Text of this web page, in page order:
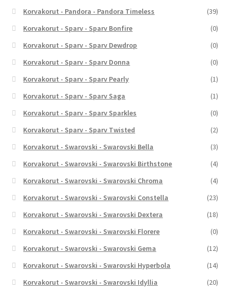
Korvakorut - Pandora - Pandora Timeless
(39)
Korvakorut - Sparv - Sparv Bonfire
(0)
Korvakorut - Sparv - Sparv Dewdrop
(0)
Korvakorut - Sparv - Sparv Donna
(0)
Korvakorut - Sparv - Sparv Pearly
(1)
Korvakorut - Sparv - Sparv Saga
(1)
Korvakorut - Sparv - Sparv Sparkles
(0)
Korvakorut - Sparv - Sparv Twisted
(2)
Korvakorut - Swarovski - Swarovski Bella
(3)
Korvakorut - Swarovski - Swarovski Birthstone
(4)
Korvakorut - Swarovski - Swarovski Chroma
(4)
Korvakorut - Swarovski - Swarovski Constella
(23)
Korvakorut - Swarovski - Swarovski Dextera
(18)
Korvakorut - Swarovski - Swarovski Florere
(0)
Korvakorut - Swarovski - Swarovski Gema
(12)
Korvakorut - Swarovski - Swarovski Hyperbola
(14)
Korvakorut - Swarovski - Swarovski Idyllia
(20)